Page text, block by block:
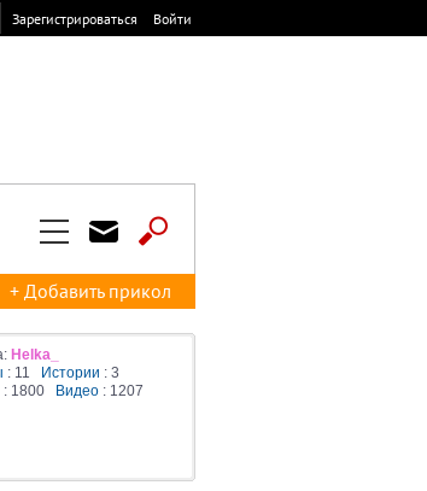
Зарегистрироваться Войти
+ Добавить прикол
Helka_
: 11 Истории : 3
: 1800 Видео : 1207